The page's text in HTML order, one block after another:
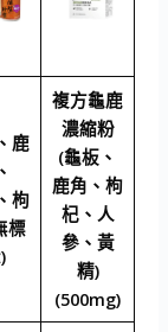
鹿
枸
標
複方龜鹿
濃縮粉
(龜板、
鹿角、枸
杞、人
參、黃
精)
(500mg)